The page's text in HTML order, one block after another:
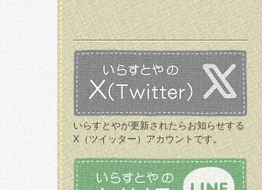
いらすとやが更新されたらお知らせする
X（ツイッター）アカウントです。